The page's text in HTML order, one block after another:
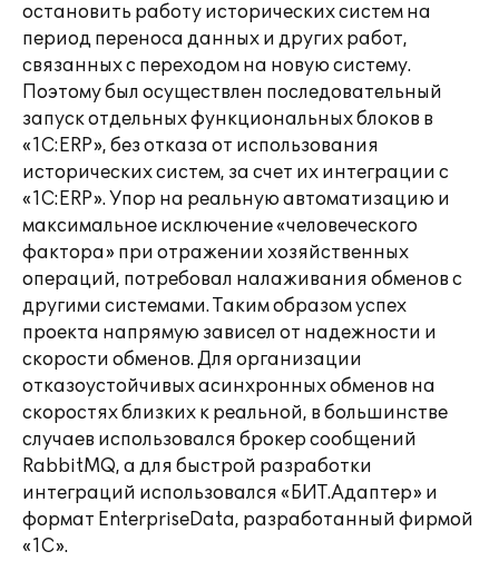
остановить работу исторических систем на
период переноса данных и других работ,
связанных с переходом на новую систему.
Поэтому был осуществлен последовательный
запуск отдельных функциональных блоков в
«1С:ERP», без отказа от использования
исторических систем, за счет их интеграции с
«1С:ERP». Упор на реальную автоматизацию и
максимальное исключение «человеческого
фактора» при отражении хозяйственных
операций, потребовал налаживания обменов с
другими системами. Таким образом успех
проекта напрямую зависел от надежности и
скорости обменов. Для организации
отказоустойчивых асинхронных обменов на
скоростях близких к реальной, в большинстве
случаев использовался брокер сообщений
RabbitMQ, а для быстрой разработки
интеграций использовался «БИТ.Адаптер» и
формат EnterpriseData, разработанный фирмой
«1С».